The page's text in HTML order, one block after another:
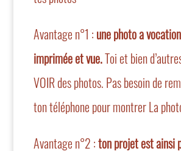
Avantage n°1 : une photo a
imprimée et vue.Toi et bien
VOIR des photos. Pas besoin de
ton téléphone pour montrer La
Avantage n°2 :ton projet est ainsi